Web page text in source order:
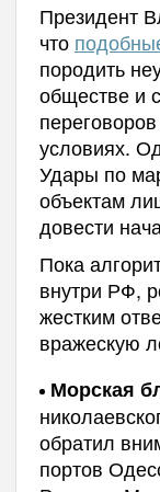
Президент
что
породить
обществе и
условиях.
Удары по
объектам
довести
Пока
внутри РФ,
жестким
вражескую
Морская
обратил
портов